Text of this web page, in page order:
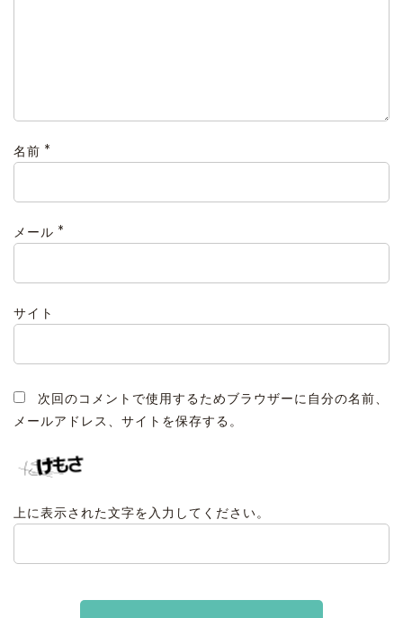
名前 *
メール *
サイト
次回のコメントで使用するためブラウザーに自分の名前、
メールアドレス、サイトを保存する。
上に表示された文字を入力してください。